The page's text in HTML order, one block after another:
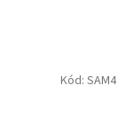
Kód: SAM4